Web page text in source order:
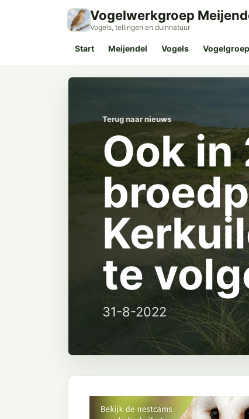
Vogelwerkgroep
Vogels, tellingen en duinnatuur
Start Meijendel Vogels
Terug naar nieuws
Ook in
te
31-8-2022